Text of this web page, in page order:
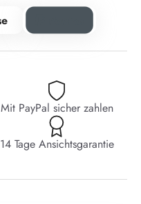
Mit PayPal sicher zahlen
14 Tage Ansichtsgarantie